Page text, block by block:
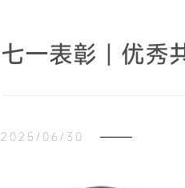
七一表彰丨优秀
2025/06/30